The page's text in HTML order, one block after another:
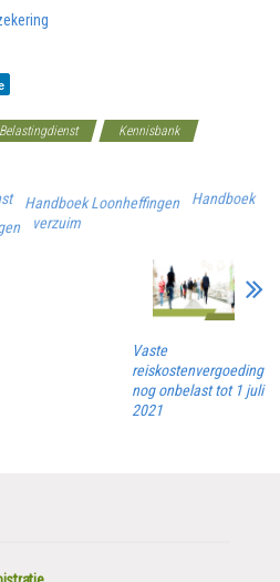
Belastingdienst
Kennisbank
Handboek Loonheffingen
Handboek
verzuim
Vaste
reiskostenvergoeding
nog onbelast tot 1 juli
2021